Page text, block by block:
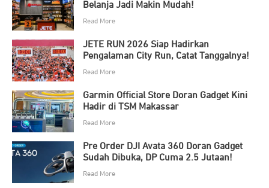
Belanja Jadi Makin Mudah!
Read More
JETE RUN 2026 Siap Hadirkan
Pengalaman City Run, Catat Tanggalnya!
Read More
Garmin Official Store Doran Gadget Kini
Hadir di TSM Makassar
Read More
Pre Order DJI Avata 360 Doran Gadget
Sudah Dibuka, DP Cuma 2.5 Jutaan!
Read More